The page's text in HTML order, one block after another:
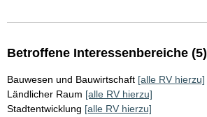
Betroffene Interessenbereiche (5)
Bauwesen und Bauwirtschaft [alle RV hierzu]
Ländlicher Raum [alle RV hierzu]
Stadtentwicklung [alle RV hierzu]